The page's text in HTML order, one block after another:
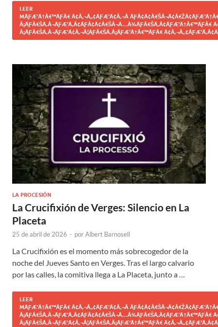
LEER
MÃƑÆ’Ã†Â€™ÃƑÂ€ Ã¢Â‚¬Â„¢ÃƑÆ’Ã¢Â‚¬Â
Â¡ÃƑÂ€ŠÃ‚Â¬ÃƑÆ’Ã‚Â¢ÃƑÂ¢Ã¢Â€ŠÂ¬Ã…Â¾ÃƑÂ€ŠÃ‚Â¢ÃƑÆ’Ã†Â€™ÃƑÂ€
Â¡ÃƑÂ€ŠÃ‚Â¬ÃƑÆ’Ã¢Â‚¬Â¦ÃƑÂ€ŠÃ‚Â¡ÃƑÆ’Ã†Â€™ÃƑÂ€
LA PROCESIÓN
La Crucifixión de Verges: Silencio en La
Placeta
25 de abril de 2026 - porAlbert Barnosell
La Crucifixión es el momento más sobrecogedor de la
noche del Jueves Santo en Verges. Tras el largo calvario
por las calles, la comitiva llega a La Placeta, junto a …
LEER
MÃƑÆ’Ã†Â€™ÃƑÂ€ Ã¢Â‚¬Â„¢ÃƑÆ’Ã¢Â‚¬Â
Â¡ÃƑÂ€ŠÃ‚Â¬ÃƑÆ’Ã‚Â¢ÃƑÂ¢Ã¢Â€ŠÂ¬Ã…Â¾ÃƑÂ€ŠÃ‚Â¢ÃƑÆ’Ã†Â€™ÃƑÂ€
Â¡ÃƑÂ€ŠÃ‚Â¬ÃƑÆ’Ã¢Â‚¬Â¦ÃƑÂ€ŠÃ‚Â¡ÃƑÆ’Ã†Â€™ÃƑÂ€